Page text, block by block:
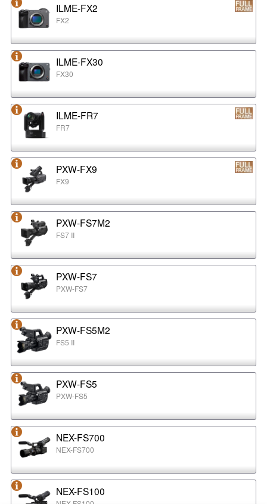
ILME-FX2
FX2
ILME-FX30
FX30
ILME-FR7
FR7
PXW-FX9
FX9
PXW-FS7M2
FS7 II
PXW-FS7
PXW-FS7
PXW-FS5M2
FS5 II
PXW-FS5
PXW-FS5
NEX-FS700
NEX-FS700
NEX-FS100